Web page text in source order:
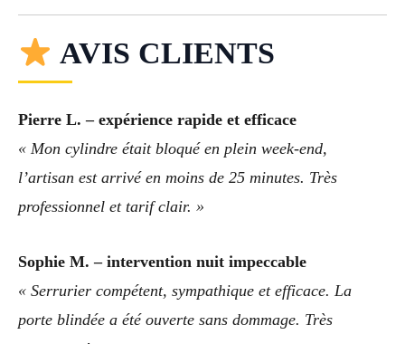
AVIS CLIENTS
Pierre L. – expérience rapide et efficace
« Mon cylindre était bloqué en plein week-end,
l’artisan est arrivé en moins de 25 minutes. Très
professionnel et tarif clair. »
Sophie M. – intervention nuit impeccable
« Serrurier compétent, sympathique et efficace. La
porte blindée a été ouverte sans dommage. Très